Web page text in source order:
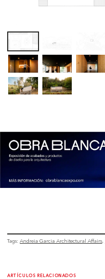
Tags: Andreia Garcia Architectural Affairs
ARTÍCULOS RELACIONADOS